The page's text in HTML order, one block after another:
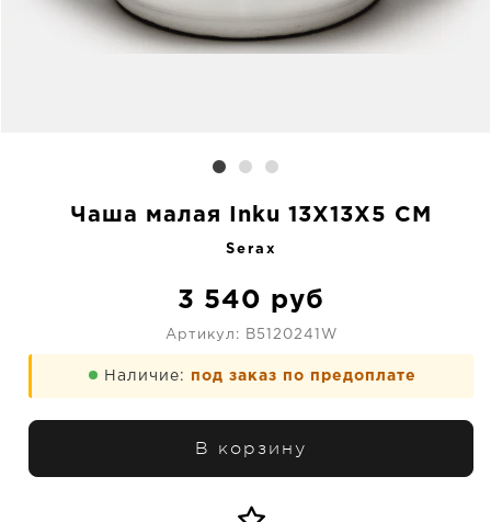
Чаша малая Inku 13X13X5 CM
Serax
3 540 руб
Артикул: B5120241W
Наличие: под заказ по предоплате
В корзину